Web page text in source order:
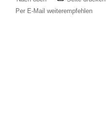
Per E-Mail weiterempfehlen